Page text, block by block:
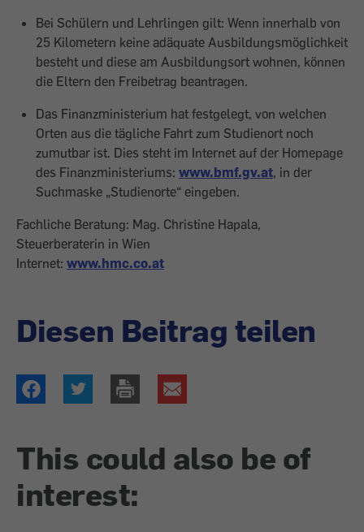
Bei Schülern und Lehrlingen gilt: Wenn innerhalb von
25 Kilometern keine adäquate Ausbildungsmöglichkeit
besteht und diese am Ausbildungsort wohnen, können
die Eltern den Freibetrag beantragen.
Das Finanzministerium hat festgelegt, von welchen
Orten aus die tägliche Fahrt zum Studienort noch
zumutbar ist. Dies steht im Internet auf der Homepage
des Finanzministeriums: www.bmf.gv.at, in der
Suchmaske „Studienorte“ eingeben.
Fachliche Beratung: Mag. Christine Hapala,
Steuerberaterin in Wien
Internet: www.hmc.co.at
Diesen Beitrag teilen
This could also be of
interest: